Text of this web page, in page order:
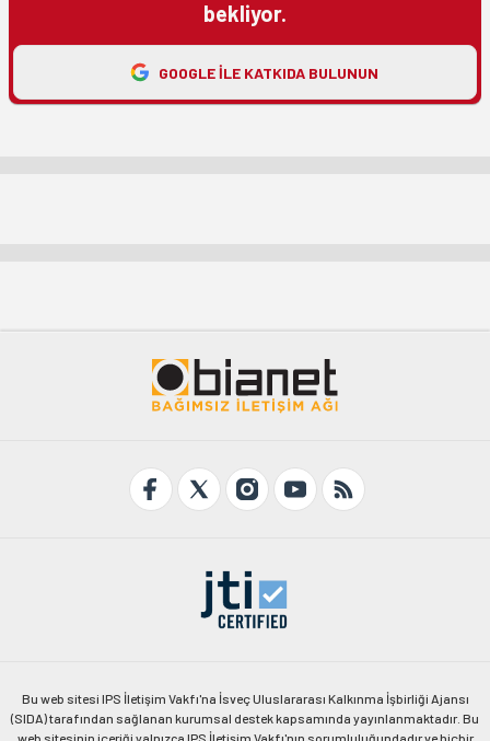
bekliyor.
GOOGLE ILE KATKIDA BULUNUN
Bu web sitesi IPS İletişim Vakfı'na İsveç Uluslararası Kalkınma İşbirliği Ajansı
(SIDA) tarafından sağlanan kurumsal destek kapsamında yayınlanmaktadır. Bu